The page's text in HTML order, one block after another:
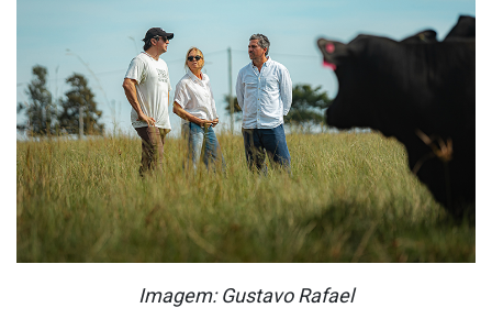
Imagem: Gustavo Rafael